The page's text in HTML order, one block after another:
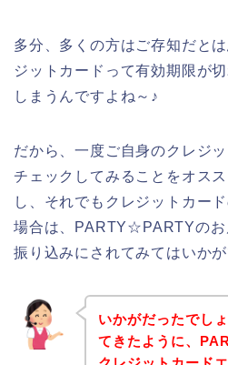
多分、多くの方はご存知だと
ジットカードって有効期限が
しまうんですよね～♪
だから、一度ご自身のクレジ
チェックしてみることをオス
し、それでもクレジットカー
場合は、PARTY☆PARTYのお
振り込みにされてみてはいか
いかがだったでし
てきたように、